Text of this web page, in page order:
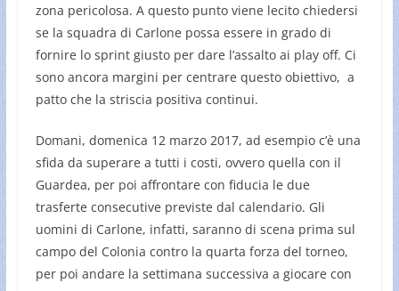
zona pericolosa. A questo punto viene lecito chiedersi
se la squadra di Carlone possa essere in grado di
fornire lo sprint giusto per dare l’assalto ai play off. Ci
sono ancora margini per centrare questo obiettivo, a
patto che la striscia positiva continui.
Domani, domenica 12 marzo 2017, ad esempio c’è una
sfida da superare a tutti i costi, ovvero quella con il
Guardea, per poi affrontare con fiducia le due
trasferte consecutive previste dal calendario. Gli
uomini di Carlone, infatti, saranno di scena prima sul
campo del Colonia contro la quarta forza del torneo,
per poi andare la settimana successiva a giocare con